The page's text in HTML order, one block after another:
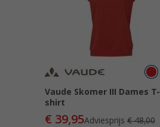
Vaude Skomer III Dames T-
shirt
€ 39,95Adviesprijs€ 48,00